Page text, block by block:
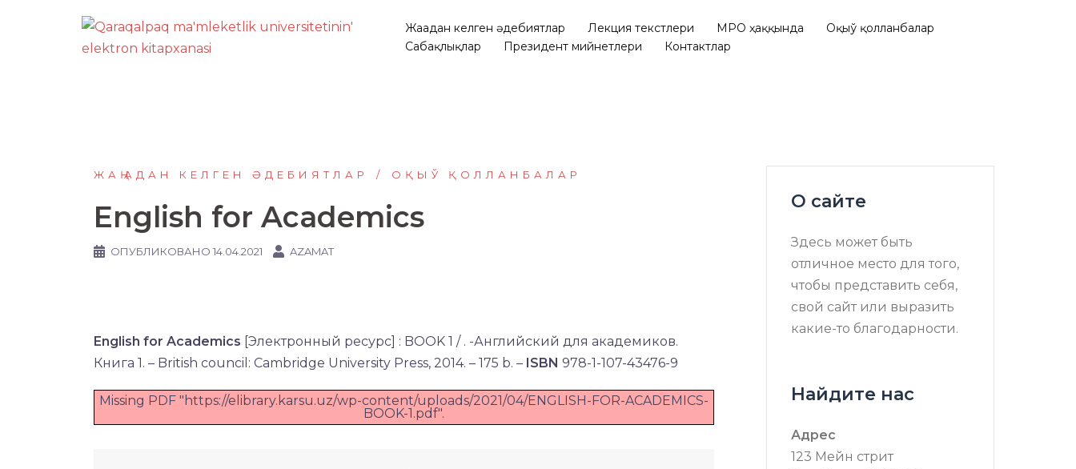
содержимому
Жаңадан келген әдебиятлар Лекция текстлери МРО ҳаққында
Оқыў қолланбалар
Сабақлықлар
Президент мийнетлери Контактлар
ЖАҢАДАН КЕЛГЕН ӘДЕБИЯТЛАР ОҚЫЎ ҚОЛЛАНБАЛАР
English for Academics
ОПУБЛИКОВАНО 14.04.2021 AZAMAT
English for Academics [Электронный ресурс] : BOOK 1 / . -Английский для академиков.
Книга 1. – British council: Cambridge University Press, 2014. – 175 b. – ISBN 978-1-107-43476-9
Missing PDF "https://elibrary.karsu.uz/wp-content/uploads/2021/04/ENGLISH-FOR-ACADEMICS-
BOOK-1.pdf".
О сайте
Здесь может быть
отличное место для того,
чтобы представить себя,
свой сайт или выразить
какие-то благодарности.
Найдите нас
Адрес
123 Мейн стрит